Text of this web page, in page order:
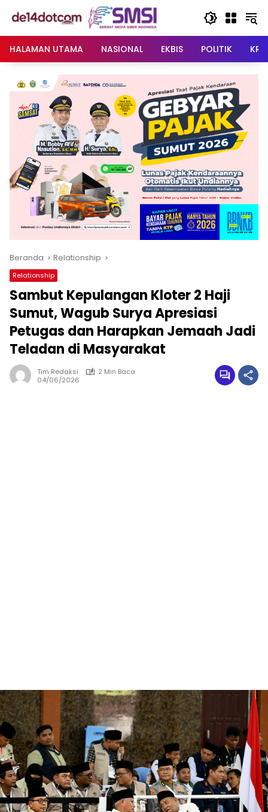
HALAMAN UTAMA
NASIONAL EKBIS POLITIK
Beranda Relationship
Relationship
Sambut Kepulangan Kloter 2 Haji
Sumut, Wagub Surya Apresiasi
Petugas dan Harapkan Jemaah Jadi
Teladan di Masyarakat
Tim Redaksi
2 Min Baca
04/06/2026